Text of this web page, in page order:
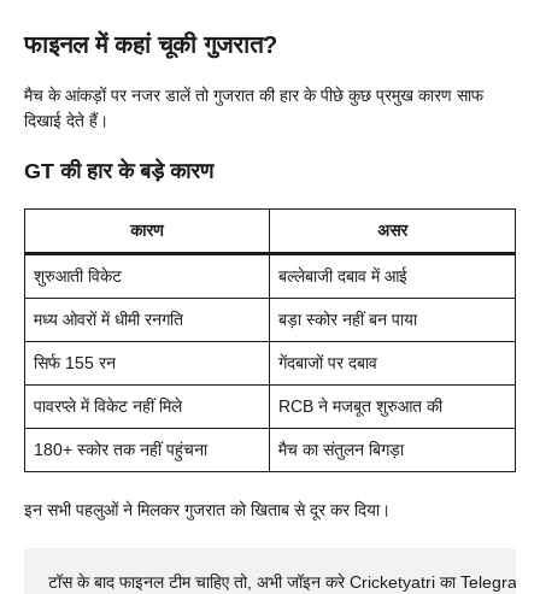
फाइनल में कहां चूकी गुजरात?
मैच के आंकड़ों पर नजर डालें तो गुजरात की हार के पीछे कुछ प्रमुख कारण साफ
दिखाई देते हैं।
GT की हार के बड़े कारण
कारण असर
शुरुआती विकेट बल्लेबाजी दबाव में आई
मध्य ओवरों में धीमी रनगति बड़ा स्कोर नहीं बन पाया
सिर्फ 155 रन गेंदबाजों पर दबाव
पावरप्ले में विकेट नहीं मिले RCB ने मजबूत शुरुआत की
180+ स्कोर तक नहीं पहुंचना मैच का संतुलन बिगड़ा
इन सभी पहलुओं ने मिलकर गुजरात को खिताब से दूर कर दिया।
टॉस के बाद फाइनल टीम चाहिए तो, अभी जॉइन करे Cricketyatri का